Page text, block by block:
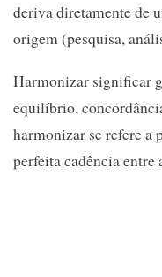
deriva diretamente de
origem (pesquisa,
Harmonizar significar
equilíbrio,
harmonizar se refere a
perfeita cadência entre